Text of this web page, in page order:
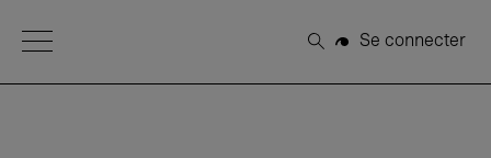
Open Menu
Rechercher
Se connecter